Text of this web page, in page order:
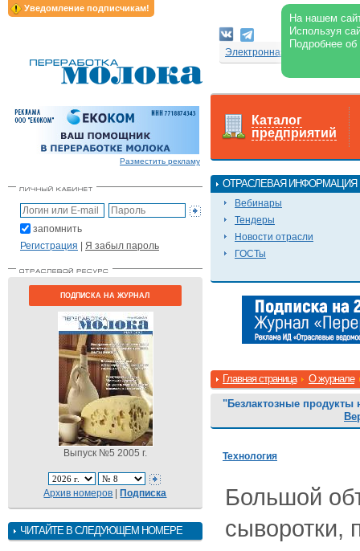
Уведомление подписчикам!
На нашем
Используя
Подробнее
Электронная версия
Разместить рекламу
запомнить
Регистрация | Я забыл пароль
ПОДПИСКА НА ЖУРНАЛ
Выпуск №5 2005 г.
Архив номеров |Подписка
ЧИТАЙТЕ В СЛЕДУЮЩЕМ НОМЕРЕ
Каталог
предприятий
ОТРАСЛЕВАЯ ИНФОРМАЦИЯ
Вебинары
Тендеры
Новости отрасли
ГОСТы
Главная страница О журнале
"Безлактозные
Технология
Большой
сыворотки,